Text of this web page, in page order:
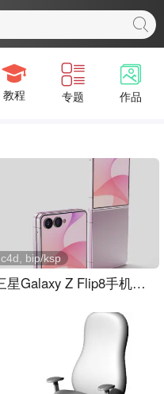
三星Galaxy Z Flip8手机外观keyshot,c4d模型
c4d, bip/ksp